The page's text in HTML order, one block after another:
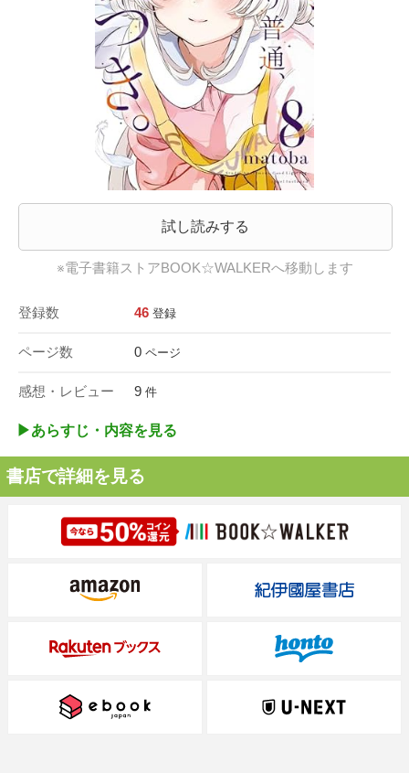
試し読みする
※電子書籍ストアBOOK☆WALKERへ移動します
登録数 46 登録
ページ数 0 ページ
感想・レビュー 9 件
▶︎あらすじ・内容を見る
書店で詳細を見る